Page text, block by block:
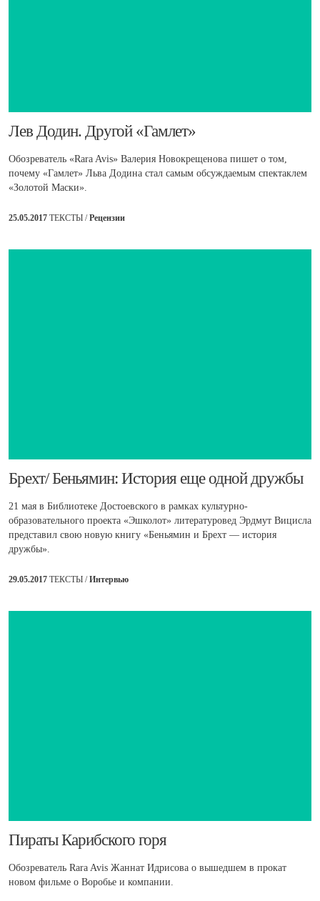
​Лев Додин. Другой «Гамлет»
Обозреватель «Rara Avis» Валерия Новокрещенова пишет о том,
почему «Гамлет» Льва Додина стал самым обсуждаемым спектаклем
«Золотой Маски».
25.05.2017 ТЕКСТЫ /Рецензии
​Брехт/ Беньямин: История еще одной дружбы
21 мая в Библиотеке Достоевского в рамках культурно-
образовательного проекта «Эшколот» литературовед Эрдмут Вицисла
представил свою новую книгу «Беньямин и Брехт — история
дружбы».
29.05.2017 ТЕКСТЫ /Интервью
​Пираты Карибского горя
Обозреватель Rara Avis Жаннат Идрисова о вышедшем в прокат
новом фильме о Воробье и компании.